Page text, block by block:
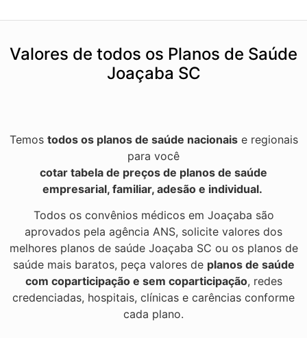
Valores de todos os Planos de Saúde
Joaçaba SC
Temos todos os planos de saúde nacionaise regionais
para você
cotar tabela de preços de planos de saúde
empresarial, familiar, adesão e individual.
Todos os convênios médicos em Joaçaba são
aprovados pela agência ANS, solicite valores dos
melhores planos de saúde Joaçaba SC ou os planos de
saúde mais baratos, peça valores de planos de saúde
com coparticipação e sem coparticipação, redes
credenciadas, hospitais, clínicas e carências conforme
cada plano.